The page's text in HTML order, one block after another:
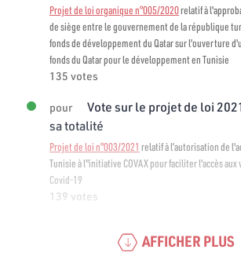
Projet de loi organique n°005/2020relatif à
de siège entre le gouvernement de la république
fonds de développement du Qatar sur l'ouverture
fonds du Qatar pour le développement en Tunisie
135 votes
pour
Vote sur le projet de loi
sa totalité
Projet de loi n°003/2021 relatif à l’autorisation de
Tunisie à l"initiative COVAX pour faciliter l'accès aux
Covid-19
139 votes
AFFICHER PLUS